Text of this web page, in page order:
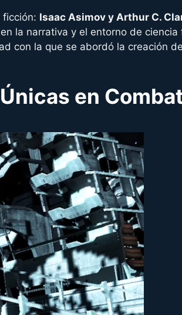
ficción: Isaac Asimov y Arthur C.
la narrativa y el entorno de ciencia
con la que se abordó la creación
en